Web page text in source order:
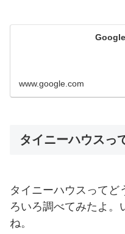
www.google.com
タイニーハウスっ
タイニーハウスってど
ろいろ調べてみたよ。
ね。